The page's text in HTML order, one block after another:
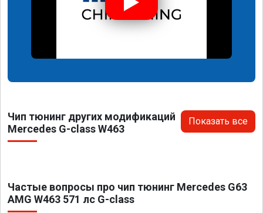
Чип тюнинг других модификаций
Mercedes G-class W463
Показать все
Частые вопросы про чип тюнинг Mercedes G63
AMG W463 571 лс G-class